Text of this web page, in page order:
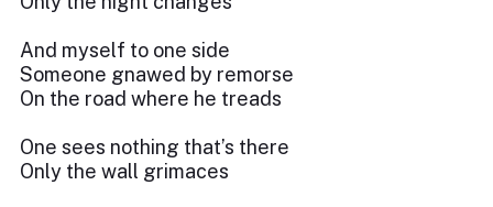
And myself to one side
Someone gnawed by remorse
On the road where he treads
One sees nothing that’s there
Only the wall grimaces